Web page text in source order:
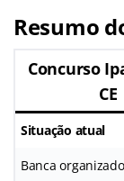
Resumo
Concurso
CE
Situação atual
Banca